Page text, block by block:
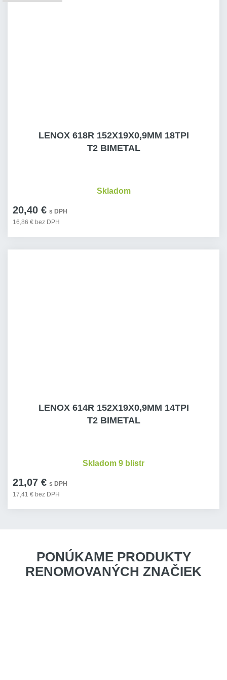
LENOX 618R 152X19X0,9MM 18TPI
T2 BIMETAL
20,40 € s DPH
16,86 € bez DPH
Skladom
LENOX 614R 152X19X0,9MM 14TPI
T2 BIMETAL
21,07 € s DPH
17,41 € bez DPH
Skladom 9 blistr
PONÚKAME PRODUKTY
RENOMOVANÝCH ZNAČIEK